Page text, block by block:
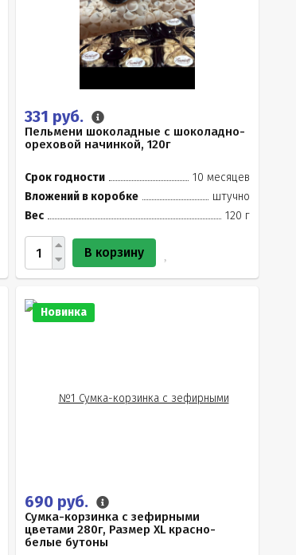
331 руб.
Пельмени шоколадные с шоколадно-
ореховой начинкой, 120г
Срок годности
10 месяцев
Вложений в коробке
штучно
Вес
120 г
В корзину
Новинка
690 руб.
Сумка-корзинка с зефирными
цветами 280г, Размер XL красно-
белые бутоны